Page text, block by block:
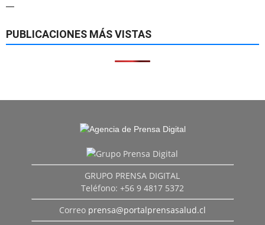
—
PUBLICACIONES MÁS VISTAS
GRUPO PRENSA DIGITAL
Teléfono: +56 9 4817 5372
Correo prensa@portalprensasalud.cl